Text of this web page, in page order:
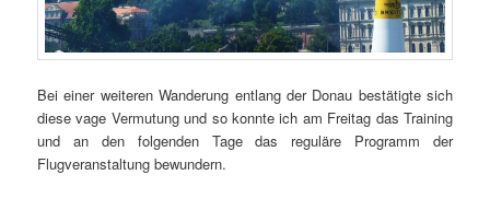
Bei einer weiteren Wanderung entlang der Donau bestätigte sich
diese vage Vermutung und so konnte ich am Freitag das Training
und an den folgenden Tage das reguläre Programm der
Flugveranstaltung bewundern.